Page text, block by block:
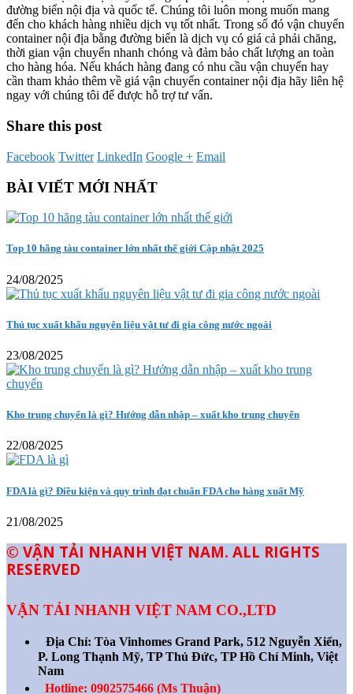
đường biển nội địa và quốc tế. Chúng tôi luôn mong muốn mang
đến cho khách hàng nhiều dịch vụ tốt nhất. Trong số đó vận chuyển
container nội địa bằng đường biển là dịch vụ có giá cả phải chăng,
thời gian vận chuyển nhanh chóng và đảm bảo chất lượng an toàn
cho hàng hóa. Nếu khách hàng đang có nhu cầu vận chuyển hay
cần tham khảo thêm về giá vận chuyển container nội địa hãy liên hệ
ngay với chúng tôi để được hỗ trợ tư vấn.
Share this post
Facebook Twitter LinkedIn Google + Email
BÀI VIẾT MỚI NHẤT
Top 10 hãng tàu container lớn nhất thế giới Cập nhật 2025
24/08/2025
Thủ tục xuất khẩu nguyên liệu vật tư đi gia công nước ngoài
23/08/2025
Kho trung chuyển là gì? Hướng dẫn nhập – xuất kho trung chuyển
22/08/2025
FDA là gì? Điều kiện và quy trình đạt chuẩn FDA cho hàng xuất Mỹ
21/08/2025
© VẬN TẢI NHANH VIỆT NAM. ALL RIGHTS
RESERVED
VẬN TẢI NHANH VIỆT NAM CO.,LTD
Địa Chỉ: Tòa Vinhomes Grand Park, 512 Nguyễn Xiển,
P. Long Thạnh Mỹ, TP Thủ Đức, TP Hồ Chí Minh, Việt
Nam
Hotline: 0902575466 (Ms Thuận)